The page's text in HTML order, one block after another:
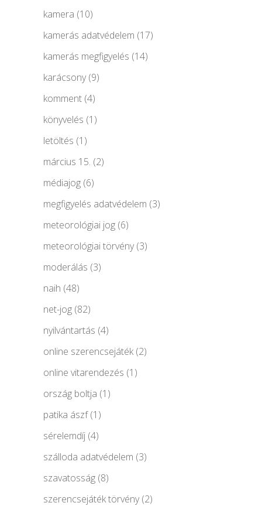
kamera (10)
kamerás adatvédelem (17)
kamerás megfigyelés (14)
karácsony(9)
komment (4)
könyvelés (1)
letöltés (1)
március 15. (2)
médiajog (6)
megfigyelés adatvédelem (3)
meteorológiai jog (6)
meteorológiai törvény(3)
moderálás (3)
naih (48)
net-jog (82)
nyilvántartás (4)
online szerencsejáték(2)
online vitarendezés (1)
ország boltja (1)
patika ászf(1)
sérelemdíj (4)
szálloda adatvédelem (3)
szavatosság (8)
szerencsejáték törvény(2)